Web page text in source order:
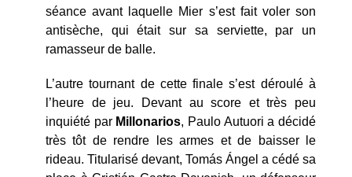
séance avant laquelle Mier s’est fait voler son
antisèche, qui était sur sa serviette, par un
ramasseur de balle.
L’autre tournant de cette finale s’est déroulé à
l’heure de jeu. Devant au score et très peu
inquiété par Millonarios, Paulo Autuori a décidé
très tôt de rendre les armes et de baisser le
rideau. Titularisé devant, Tomás Ángel a cédé sa